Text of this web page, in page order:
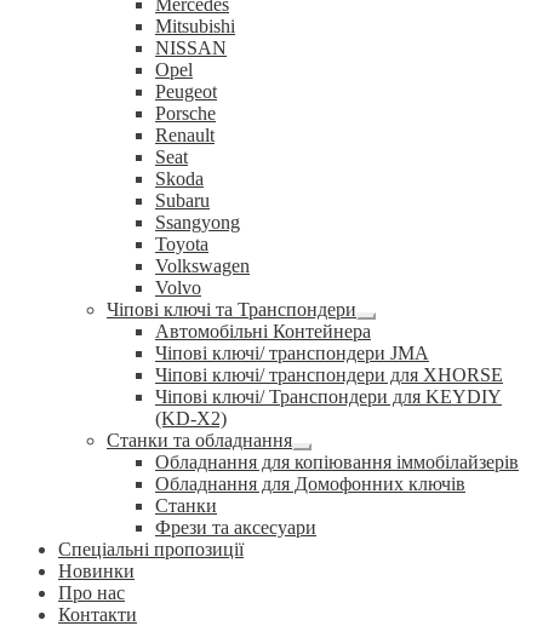
Mercedes
Mitsubishi
NISSAN
Opel
Peugeot
Porsche
Renault
Seat
Skoda
Subaru
Ssangyong
Toyota
Volkswagen
Volvo
Чіпові ключі та Транспондери
Розгорнуте
вкладене
меню
Автомобільні Контейнера
Чіпові ключі/ транспондери JMA
Чіпові ключі/ транспондери для XHORSE
Чіпові ключі/ Транспондери для KEYDIY
(KD-X2)
Станки та обладнання
Розгорнуте
вкладене
меню
Обладнання для копіювання іммобілайзерів
Обладнання для Домофонних ключів
Станки
Фрези та аксесуари
Спеціальні пропозиції
Новинки
Про нас
Контакти